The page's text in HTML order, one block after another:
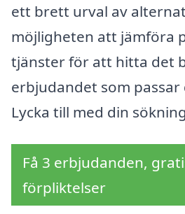
ett brett urval av
möjligheten att jämföra
tjänster för att hitta det
erbjudandet som passar
Lycka till med din
Få 3 erbjudanden,
förpliktelser